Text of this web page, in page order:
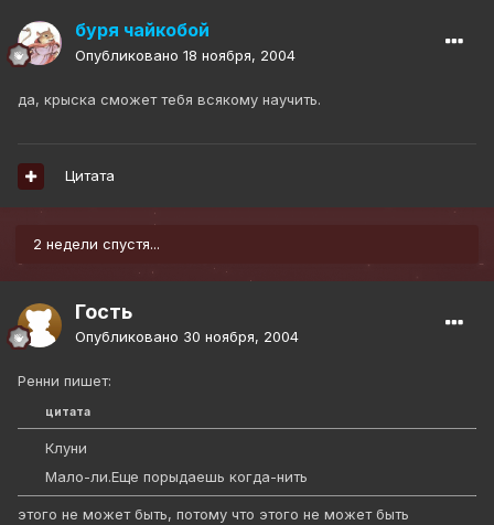
буря чайкобой
Опубликовано 18 ноября, 2004
да, крыска сможет тебя всякому научить.
Цитата
2 недели спустя...
Гость
Опубликовано 30 ноября, 2004
Ренни пишет:
цитата
Клуни
Мало-ли.Еще порыдаешь когда-нить
этого не может быть, потому что этого не может быть